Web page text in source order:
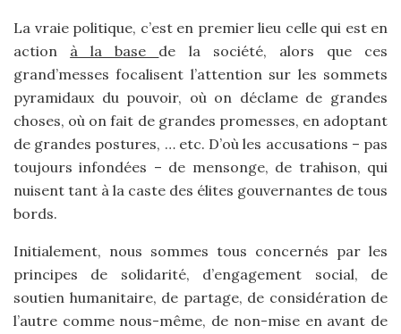
La vraie politique, c’est en premier lieu celle qui est en
action à la base de la société, alors que ces
grand’messes focalisent l’attention sur les sommets
pyramidaux du pouvoir, où on déclame de grandes
choses, où on fait de grandes promesses, en adoptant
de grandes postures, … etc. D’où les accusations – pas
toujours infondées – de mensonge, de trahison, qui
nuisent tant à la caste des élites gouvernantes de tous
bords.
Initialement, nous sommes tous concernés par les
principes de solidarité, d’engagement social, de
soutien humanitaire, de partage, de considération de
l’autre comme nous-même, de non-mise en avant de